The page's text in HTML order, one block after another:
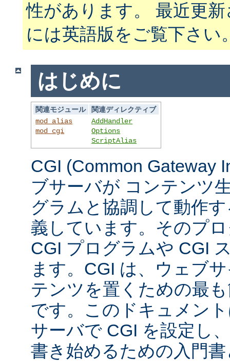
性があります。 最近更
には英語版をご覧下さい
はじめに
関連モジュール
関連ディレクティブ
mod_alias
mod_cgi
AddHandler
Options
ScriptAlias
CGI (Common Gateway
ブサーバが コンテンツ
グラムと協調して動作
義しています。そのプ
CGI プログラムや CGI
ます。CGI は、ウェブ
テンツを置くための最
です。このドキュメン
サーバで CGI を設定し
書き始めるための入門